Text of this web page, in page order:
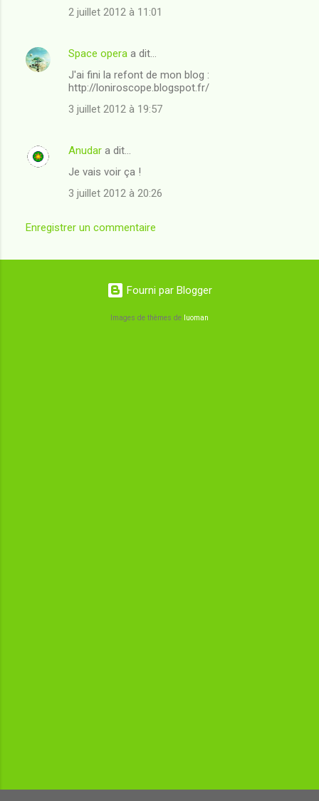
s
2 juillet 2012 à 11:01
Space opera a dit…
J'ai fini la refont de mon blog :
http://loniroscope.blogspot.fr/
3 juillet 2012 à 19:57
Anudar a dit…
Je vais voir ça !
3 juillet 2012 à 20:26
Enregistrer un commentaire
Fourni par Blogger
Images de thèmes de luoman